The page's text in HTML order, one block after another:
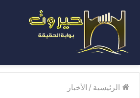
الرئيسية / الأخبار